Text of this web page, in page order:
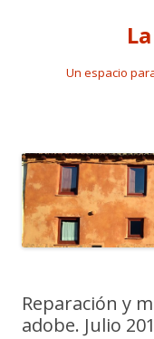
Un espacio
Reparación y
adobe. Julio